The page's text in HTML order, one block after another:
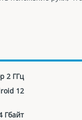
2 ГГц
12
Гбайт